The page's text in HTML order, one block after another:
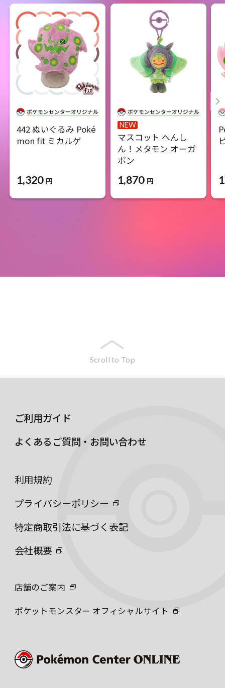
442 ぬいぐるみ Poké
mon fit ミカルゲ
1,320 円
NEW
マスコット へんし
ん！メタモン オーガ
ポン
1,870 円
Scroll to Top
ご利用ガイド
よくあるご質問・お問い合わせ
利用規約
プライバシーポリシー
特定商取引法に基づく表記
会社概要
店舗のご案内
ポケットモンスター オフィシャルサイト